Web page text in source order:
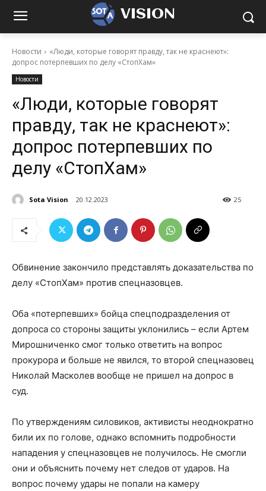
VISION
Новости
«Люди, которые говорят правду, так не краснеют»:
допрос потерпевших по делу «СтопХам»
Новости
«Люди, которые говорят
правду, так не краснеют»:
допрос потерпевших по
делу «СтопХам»
Sota Vision 20.12.2023 25
Обвинение закончило представлять доказательства по
делу «СтопХам» против спецназовцев.
Оба «потерпевших» бойца спецподразделения от
допроса со стороны защиты уклонились – если Артем
Мирошниченко смог только ответить на вопрос
прокурора и больше не явился, то второй спецназовец
Николай Масколев вообще не пришел на допрос в
суд.
По утверждениям силовиков, активисты неоднократно
били их по голове, однако вспомнить подробности
нападения у спецназовцев не получилось. Не смогли
они и объяснить почему нет следов от ударов. На
вопрос почему удары не попали на камеру